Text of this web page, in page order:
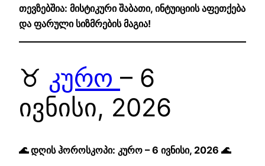
თევზებშია: მისტიკური შაბათი, ინტუიციის აფეთქება
და ფარული სიზმრების მაგია!
♉ კურო – 6
ივნისი, 2026
🌊 დღის ჰოროსკოპი: კურო – 6 ივნისი, 2026 🌊